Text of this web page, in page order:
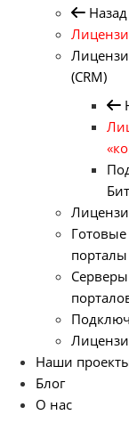
Назад
(CRM)
Наши
Блог
О нас